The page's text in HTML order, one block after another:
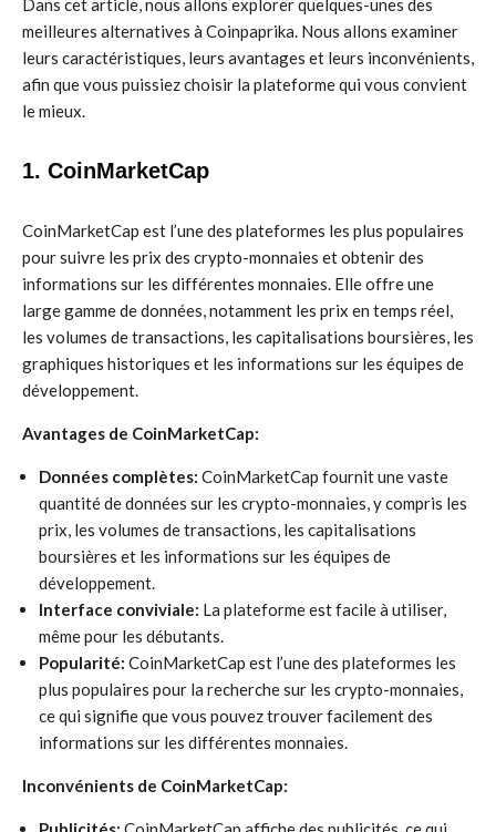
Dans cet article, nous allons explorer quelques-unes des
meilleures alternatives à Coinpaprika. Nous allons examiner
leurs caractéristiques, leurs avantages et leurs inconvénients,
afin que vous puissiez choisir la plateforme qui vous convient
le mieux.
1. CoinMarketCap
CoinMarketCap est l’une des plateformes les plus populaires
pour suivre les prix des crypto-monnaies et obtenir des
informations sur les différentes monnaies. Elle offre une
large gamme de données, notamment les prix en temps réel,
les volumes de transactions, les capitalisations boursières, les
graphiques historiques et les informations sur les équipes de
développement.
Avantages de CoinMarketCap:
Données complètes: CoinMarketCap fournit une vaste
quantité de données sur les crypto-monnaies, y compris les
prix, les volumes de transactions, les capitalisations
boursières et les informations sur les équipes de
développement.
Interface conviviale: La plateforme est facile à utiliser,
même pour les débutants.
Popularité: CoinMarketCap est l’une des plateformes les
plus populaires pour la recherche sur les crypto-monnaies,
ce qui signifie que vous pouvez trouver facilement des
informations sur les différentes monnaies.
Inconvénients de CoinMarketCap: